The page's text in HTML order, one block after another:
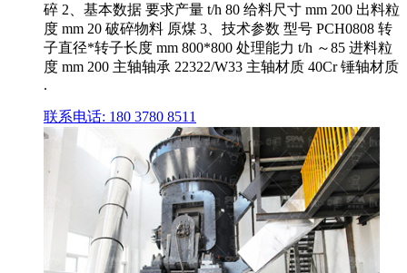
碎 2、基本数据 要求产量 t/h 80 给料尺寸 mm 200 出料粒
度 mm 20 破碎物料 原煤 3、技术参数 型号 PCH0808 转
子直径*转子长度 mm 800*800 处理能力 t/h ～85 进料粒
度 mm 200 主轴轴承 22322/W33 主轴材质 40Cr 锤轴材质
.
联系电话: 180 3780 8511